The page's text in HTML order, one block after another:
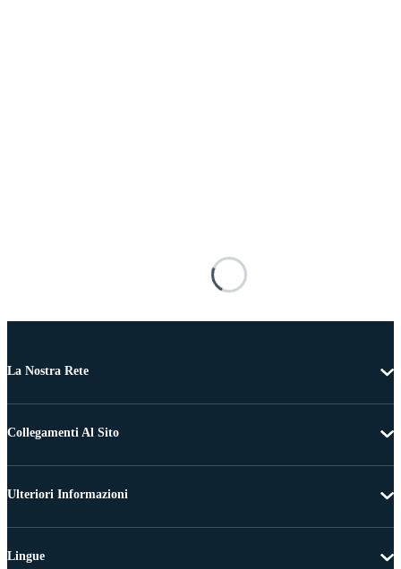
La Nostra Rete
Collegamenti Al Sito
Ulteriori Informazioni
Lingue